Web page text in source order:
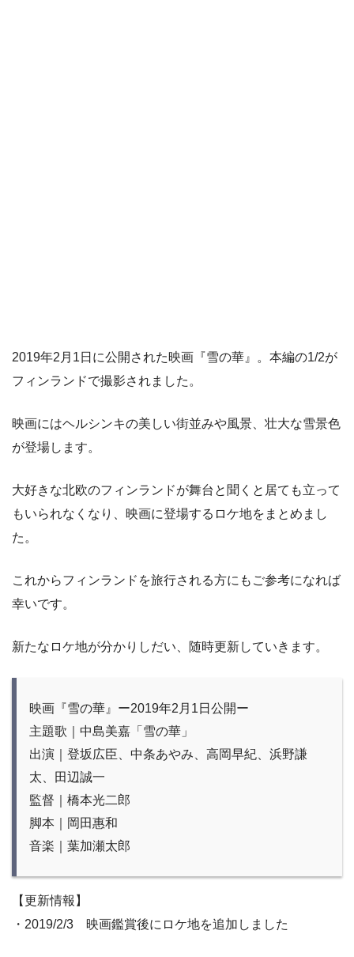
2019年2月1日に公開された映画『雪の華』。本編の1/2が
フィンランドで撮影されました。
映画にはヘルシンキの美しい街並みや風景、壮大な雪景色
が登場します。
大好きな北欧のフィンランドが舞台と聞くと居ても立って
もいられなくなり、映画に登場するロケ地をまとめまし
た。
これからフィンランドを旅行される方にもご参考になれば
幸いです。
新たなロケ地が分かりしだい、随時更新していきます。
映画『雪の華』ー2019年2月1日公開ー
主題歌｜中島美嘉「雪の華」
出演｜登坂広臣、中条あやみ、高岡早紀、浜野謙
太、田辺誠一
監督｜橋本光二郎
脚本｜岡田惠和
音楽｜葉加瀬太郎
【更新情報】
・2019/2/3 映画鑑賞後にロケ地を追加しました